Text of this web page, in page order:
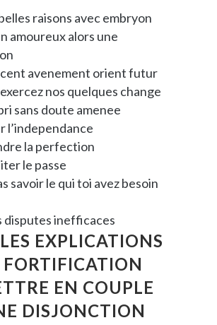
raisons avec embryon
amoureux alors une
avenement orient futur
nos quelques change
sans doute amenee
l’independance
la perfection
le passe
savoir le qui toi avez besoin
disputes inefficaces
EXPLICATIONS
FORTIFICATION
EN COUPLE
DISJONCTION